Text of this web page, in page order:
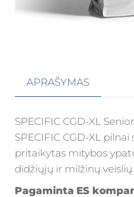
APRAŠYMAS
SPECIFIC CGD-XL
SPECIFIC CGD-XL
pritaikytas mitybos
didžiųjų ir milžinų
Pagaminta ES